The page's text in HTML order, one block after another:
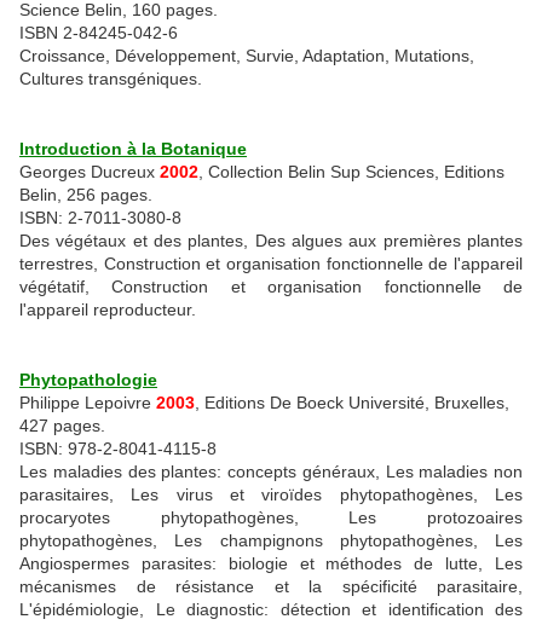
Science Belin, 160 pages.
ISBN 2-84245-042-6
Croissance, Développement, Survie, Adaptation, Mutations,
Cultures transgéniques.
Introduction à la Botanique
Georges Ducreux 2002 , Collection Belin Sup Sciences, Editions
Belin, 256 pages.
ISBN: 2-7011-3080-8
Des végétaux et des plantes, Des algues aux premières plantes
terrestres, Construction et organisation fonctionnelle de l'appareil
végétatif, Construction et organisation fonctionnelle de
l'appareil reproducteur.
Phytopathologie
Philippe Lepoivre 2003 , Editions De Boeck Université, Bruxelles,
427 pages.
ISBN: 978-2-8041-4115-8
Les maladies des plantes: concepts généraux, Les maladies non
parasitaires, Les virus et viroïdes phytopathogènes, Les
procaryotes phytopathogènes, Les protozoaires
phytopathogènes, Les champignons phytopathogènes, Les
Angiospermes parasites: biologie et méthodes de lutte, Les
mécanismes de résistance et la spécificité parasitaire,
L'épidémiologie, Le diagnostic: détection et identification des